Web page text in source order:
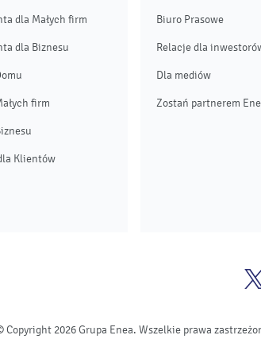
dla Małych firm
dla Biznesu
firm
Klientów
Biuro Prasowe
Relacje dla
Dla mediów
Zostań partnerem
Copyright 2026 Grupa Enea. Wszelkie prawa